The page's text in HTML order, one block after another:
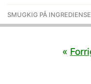
SMUGKIG PÅ
«